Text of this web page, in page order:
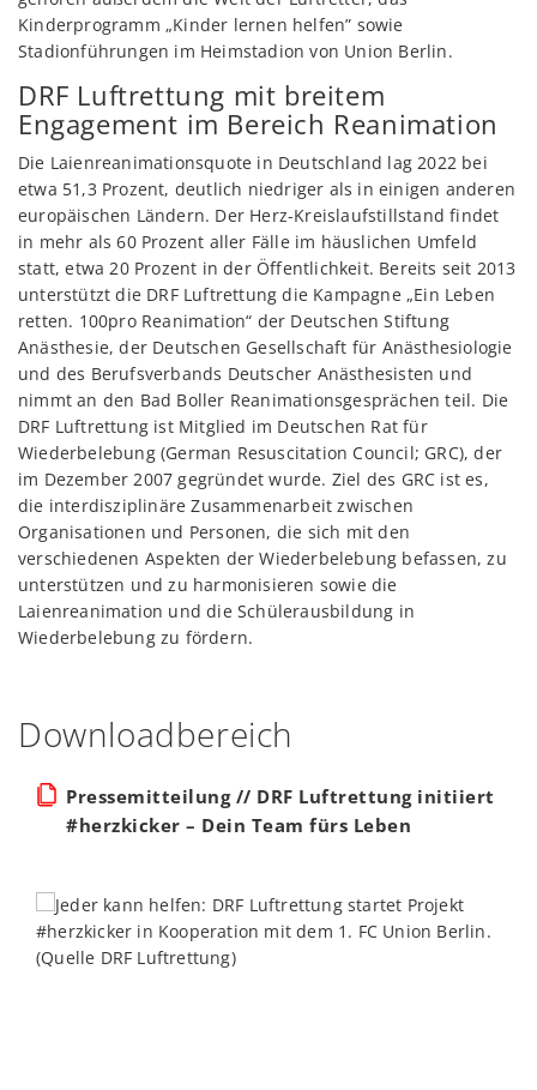
Kinderprogramm „Kinder lernen helfen” sowie
Stadionführungen im Heimstadion von Union Berlin.
DRF Luftrettung mit breitem
Engagement im Bereich Reanimation
Die Laienreanimationsquote in Deutschland lag 2022 bei
etwa 51,3 Prozent, deutlich niedriger als in einigen anderen
europäischen Ländern. Der Herz-Kreislaufstillstand findet
in mehr als 60 Prozent aller Fälle im häuslichen Umfeld
statt, etwa 20 Prozent in der Öffentlichkeit. Bereits seit 2013
unterstützt die DRF Luftrettung die Kampagne „Ein Leben
retten. 100pro Reanimation“ der Deutschen Stiftung
Anästhesie, der Deutschen Gesellschaft für Anästhesiologie
und des Berufsverbands Deutscher Anästhesisten und
nimmt an den Bad Boller Reanimationsgesprächen teil. Die
DRF Luftrettung ist Mitglied im Deutschen Rat für
Wiederbelebung (German Resuscitation Council; GRC), der
im Dezember 2007 gegründet wurde. Ziel des GRC ist es,
die interdisziplinäre Zusammenarbeit zwischen
Organisationen und Personen, die sich mit den
verschiedenen Aspekten der Wiederbelebung befassen, zu
unterstützen und zu harmonisieren sowie die
Laienreanimation und die Schülerausbildung in
Wiederbelebung zu fördern.
Downloadbereich
Pressemitteilung // DRF Luftrettung initiiert
#herzkicker – Dein Team fürs Leben